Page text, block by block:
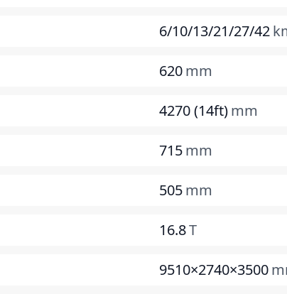
6/10/13/21/27/42
620mm
4270 (14ft)mm
715mm
505mm
16.8T
9510×2740×3500